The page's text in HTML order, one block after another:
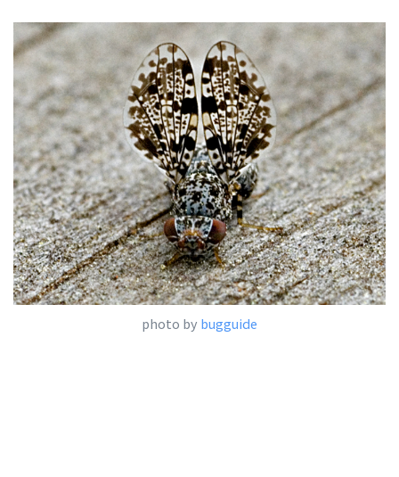
photo by bugguide